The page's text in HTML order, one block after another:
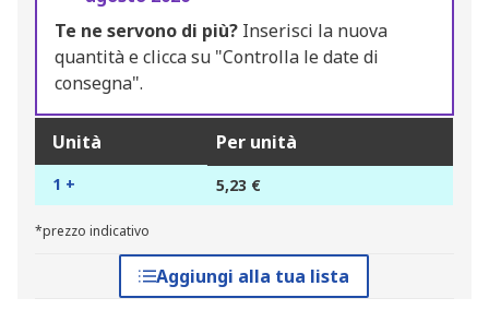
Te ne servono di più? Inserisci la nuova
quantità e clicca su "Controlla le date di
consegna".
Unità Per unità
1 + 5,23 €
*prezzo indicativo
Aggiungi alla tua lista